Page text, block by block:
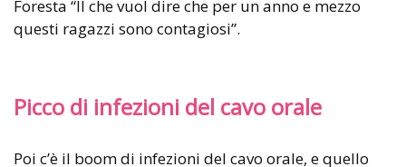
Foresta “Il che vuol dire che per un anno e mezzo
questi ragazzi sono contagiosi”.
Picco di infezioni del cavo orale
Poi c’è il boom di infezioni del cavo orale, e quello